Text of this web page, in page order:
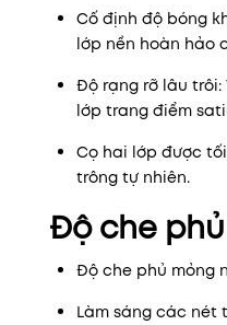
Cố định độ bóng
lớp nền hoàn hảo
Độ rạng rỡ lâu
lớp trang điểm
Cọ hai lớp được
trông tự nhiên.
Độ che phủ
Độ che phủ mỏng
Làm sáng các nét